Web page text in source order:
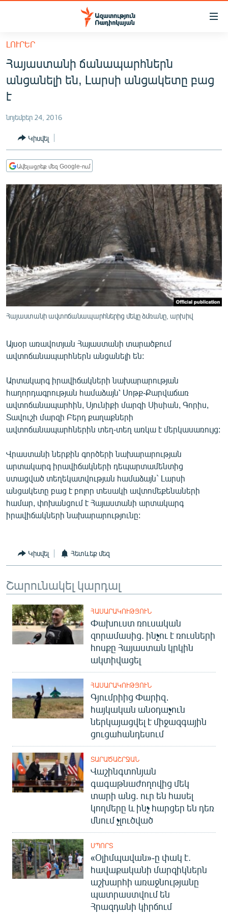
Մատչելիության
հիմնական
բովանդակությանը
Անցնել
հիմնական
մենյուին
ՀԱՅԱՍՏԱՆ
ՔԱՂԱՔԱԿԱՆ
ՀԱՍԱՐԱԿՈՒԹՅՈՒՆ
ՏՆՏԵՍՈՒԹՅՈՒՆ
ՂԱՐԱԲԱՂ
ՊԱՏԵՐԱԶՄԻ 6 ՇԱԲԱԹՆԵՐԸ
ՏԱՐԱԾԱՇՐՋԱՆ
ՄԻՋԱԶԳԱՅԻՆ
ՄՇԱԿՈՒՅԹ
ՍՊՈՐՏ
ՄԵԿՆԱԲԱՆՈՒԹՅՈՒՆ
ԱՐԽԻՎ
ԲԱՆԱՎԵՃ
ՁԳՏԵԼՈՎ ԼԱՎԱԳՈՒՅՆԻՆ
ՓՈԴՔԱՍԹ
English
Русский
ՀԵՏԵՎԵՔ ՄԵԶ
«Ազատության» բոլոր կայքերը
ԼՈՒՐԵՐ
Հայաստանի ճանապարհներն
անցանելի են, Լարսի անցակետը բաց
է
նոյեմբեր 24, 2016
Կիսվել
Ավելացրեք մեզ Google-ում
Հայաստանի ավտոճանապարհներից մեկը ձմռանը, արխիվ
Այսօր առավոտյան Հայաստանի տարածքում
ավտոճանապարհներն անցանելի են:
Արտակարգ իրավիճակների նախարարության
հաղորդագրության համաձայն՝ Սոթք-Քարվաճառ
ավտոճանապարհին, Սյունիքի մարզի Սիսիան, Գորիս,
Տավուշի մարզի Բերդ քաղաքների
ավտոճանապարհներին տեղ-տեղ առկա է մերկասառույց:
Վրաստանի ներքին գործերի նախարարության
արտակարգ իրավիճակների դեպարտամենտից
ստացված տեղեկատվության համաձայն` Լարսի
անցակետը բաց է բոլոր տեսակի ավտոմեքենաների
համար, փոխանցում է Հայաստանի արտակարգ
իրավիճակների նախարարությունը:
Կիսվել Հետևեք մեզ
Շարունակել կարդալ
ՀԱՍԱՐԱԿՈՒԹՅՈՒՆ
Փախուստ ռուսական
զորամասից. ինչու է ռուսների
հոսքը Հայաստան կրկին
ակտիվացել
ՀԱՍԱՐԱԿՈՒԹՅՈՒՆ
Գյումրիից Փարիզ․
հայկական անօդաչուն
ներկայացվել է միջազգային
ցուցահանդեսում
ՏԱՐԱԾԱՇՐՋԱՆ
Վաշինգտոնյան
գագաթնաժողովից մեկ
տարի անց. ուր են հասել
կողմերը և ինչ հարցեր են դեռ
մնում չլուծված
ՍՊՈՐՏ
«Օլիմպավան»-ը փակ է.
հավաքականի մարզիկներն
աշխարհի առաջնությանը
պատրաստվում են
Հրազդանի կիրճում